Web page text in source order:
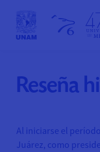
Reseña
Al iniciarse el
Juárez, como